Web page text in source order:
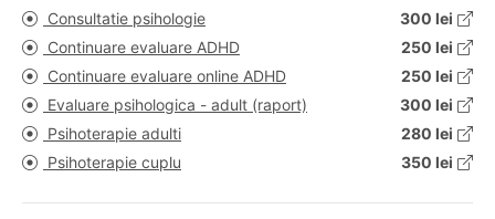
Consultatie psihologie
300 lei
Continuare evaluare ADHD
250 lei
Continuare evaluare online ADHD
250 lei
Evaluare psihologica - adult (raport)
300 lei
Psihoterapie adulti
280 lei
Psihoterapie cuplu
350 lei